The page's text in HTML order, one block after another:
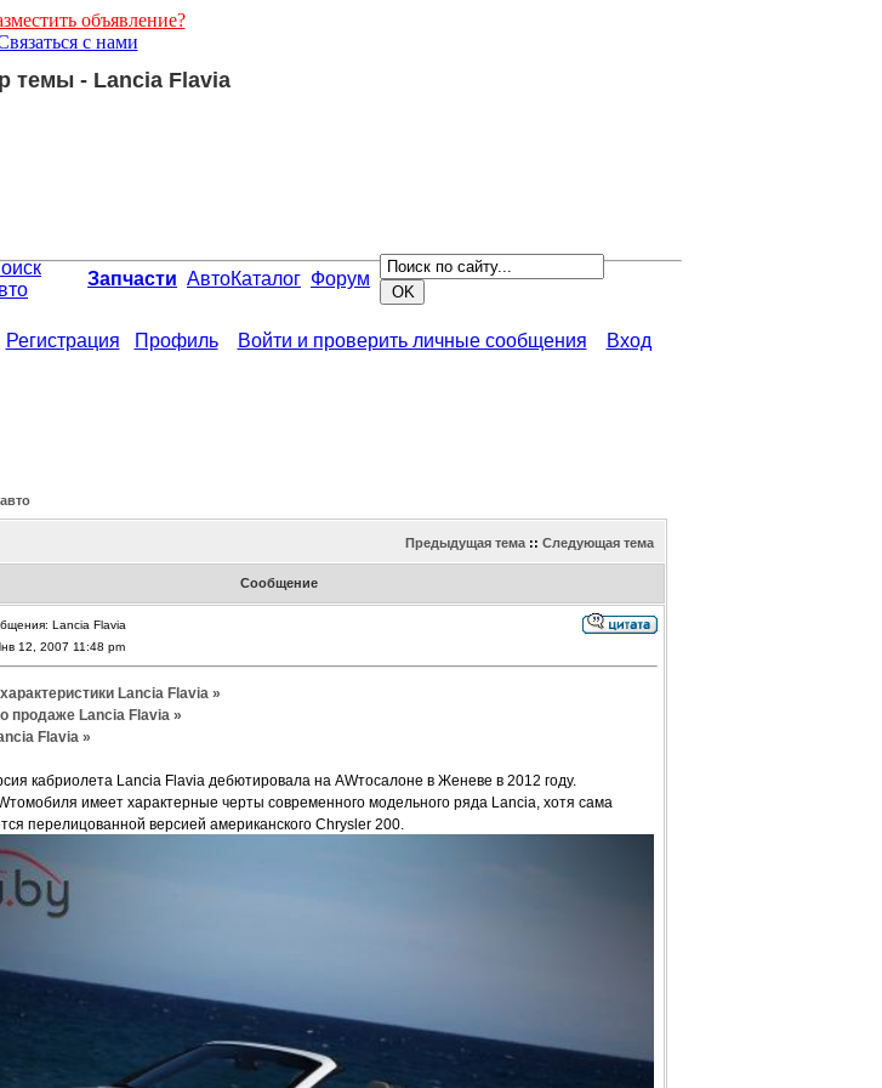
объявление?
с нами
темы - Lancia Flavia
Запчасти АвтоКаталог Форум
Регистрация Профиль Войти и проверить личные сообщения Вход
Предыдущая тема:: Следующая тема
Сообщение
Lancia Flavia
12, 2007 11:48 pm
Lancia Flavia »
продаже Lancia Flavia »
Flavia »
кабриолета Lancia Flavia дебютировала на AWтосалоне в Женеве в 2012 году.
имеет характерные черты современного модельного ряда Lancia, хотя сама
перелицованной версией американского Chrysler 200.